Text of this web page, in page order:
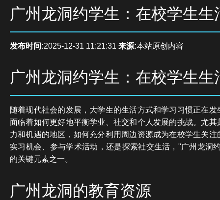
广州龙洞约学生：在校学生生
发布时间:2025-12-31 11:21:31 来源:本站原创内容
广州龙洞约学生：在校学生生
随着现代社会的发展，大学生的生活方式和学习习惯正在
面临着如何更好地平衡学业、社交和个人发展的挑战。尤
力和机遇的地区，如何充分利用周边资源成为在校学生关
实习机会、参与学术活动，还是探索社交生活，"广州龙洞
的关键元素之一。
广州龙洞的教育资源